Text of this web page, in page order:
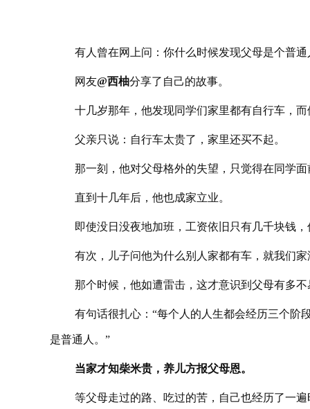
有人曾在网上问：你什么时候发现父母是个普通
网友@西柚分享了自己的故事。
十几岁那年，他发现同学们家里都有自行车，
父亲只说：自行车太贵了，家里还买不起。
那一刻，他对父母格外的失望，只觉得在同学
直到十几年后，他也成家立业。
即使没日没夜地加班，工资依旧只有几千块钱
有次，儿子问他为什么别人家都有车，就我们家
那个时候，他如遭雷击，这才意识到父母有多不
有句话很扎心：“每个人的人生都会经历三个阶
是普通人。”
当家才知柴米贵，养儿方报父母恩。
等父母走过的路、吃过的苦，自己也经历了一